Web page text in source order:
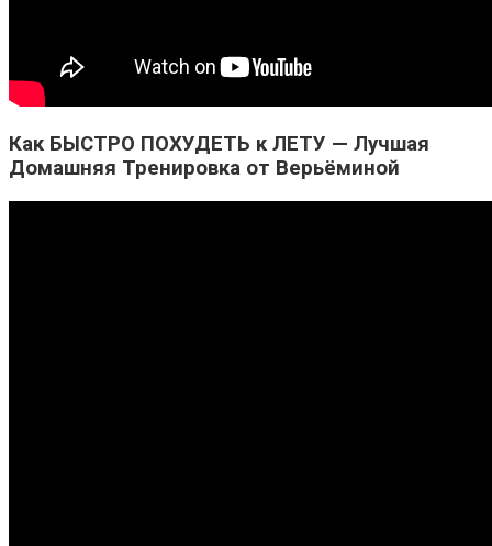
Как БЫСТРО ПОХУДЕТЬ к ЛЕТУ — Лучшая
Домашняя Тренировка от Верьёминой